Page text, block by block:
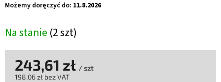
Na stanie (2 szt)
Możemy doręczyć do: 11.8.2026
243,61 zł / szt
198,06 zł bez VAT